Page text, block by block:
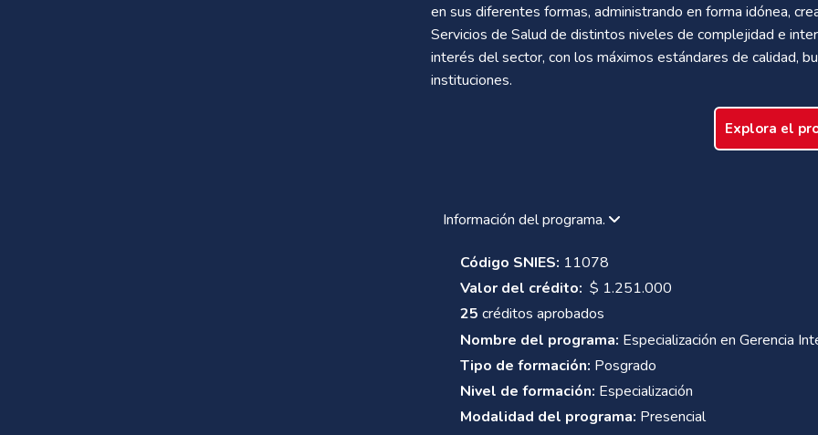
en sus diferentes formas, administrando en forma idónea,
Servicios de Salud de distintos niveles de complejidad e
interés del sector, con los máximos estándares de calidad,
instituciones.
Explora el
Información del programa.
Código SNIES: 11078
Valor del crédito: $ 1.251.000
25 créditos aprobados
Nombre del programa: Especialización en Gerencia
Tipo de formación: Posgrado
Nivel de formación: Especialización
Modalidad del programa: Presencial